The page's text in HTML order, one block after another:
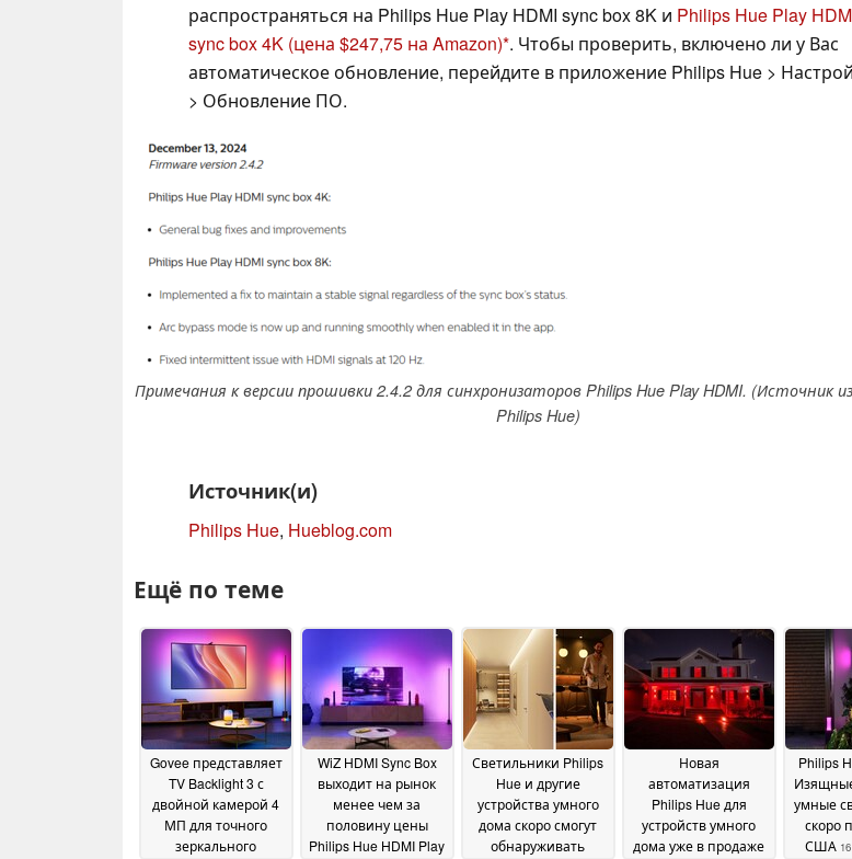
распространяться на Philips Hue Play HDMI sync box 8K и Philips Hue Play
sync box 4K (цена $247,75 на Amazon) . Чтобы проверить, включено ли у Вас
автоматическое обновление, перейдите в приложение Philips Hue >
> Обновление ПО.
Примечания к версии прошивки 2.4.2 для синхронизаторов Philips Hue Play HDMI. (Источник
Philips Hue)
Источник(и)
Philips Hue, Hueblog.com
Ещё по теме
Govee представляет
TV Backlight 3 с
двойной камерой 4
МП для точного
зеркального
WiZ HDMI Sync Box
выходит на рынок
менее чем за
половину цены
Philips Hue HDMI Play
Светильники Philips
Hue и другие
устройства умного
дома скоро смогут
обнаруживать
Новая
автоматизация
Philips Hue для
устройств умного
дома уже в продаже
Philips
умные
скоро
США